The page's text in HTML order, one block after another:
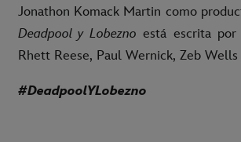
Jonathon Komack Martin como
Deadpool y Lobezno está escrita por
Rhett Reese, Paul Wernick, Zeb Wells
#DeadpoolYLobezno